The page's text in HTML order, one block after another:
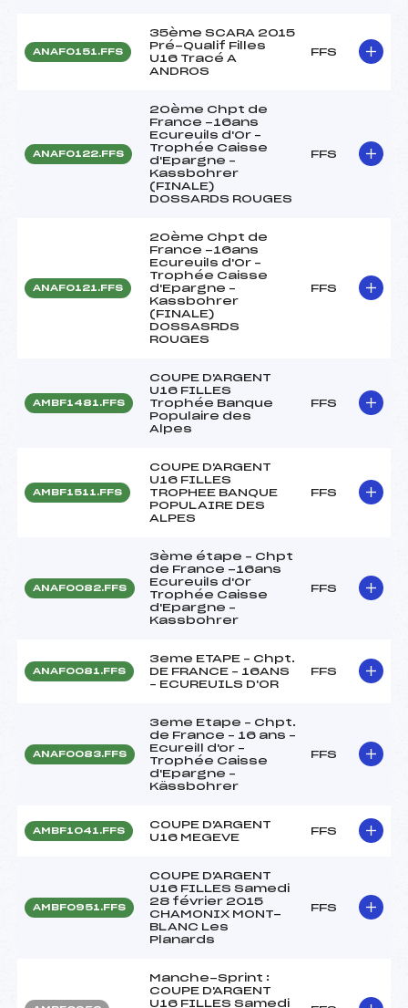
ANAF0151.FFS
35ème SCARA 2015
Pré-Qualif Filles
U16 Tracé A
ANDROS
FFS
ANAF0122.FFS
20ème Chpt de
France -16ans
Ecureuils d'Or –
Trophée Caisse
d'Epargne –
Kassbohrer
(FINALE)
DOSSARDS ROUGES
FFS
ANAF0121.FFS
20ème Chpt de
France -16ans
Ecureuils d'Or –
Trophée Caisse
d'Epargne –
Kassbohrer
(FINALE)
DOSSASRDS
ROUGES
FFS
AMBF1481.FFS
COUPE D'ARGENT
U16 FILLES
Trophée Banque
Populaire des
Alpes
FFS
AMBF1511.FFS
COUPE D'ARGENT
U16 FILLES
TROPHEE BANQUE
POPULAIRE DES
ALPES
FFS
ANAF0082.FFS
3ème étape – Chpt
de France -16ans
Ecureuils d'Or
Trophée Caisse
d'Epargne –
Kassbohrer
FFS
ANAF0081.FFS
3eme ETAPE – Chpt.
DE FRANCE – 16ANS
– ECUREUILS D'OR
FFS
ANAF0083.FFS
3eme Etape – Chpt.
de France – 16 ans –
Ecureill d'or –
Trophée Caisse
d'Epargne –
Kässbohrer
FFS
AMBF1041.FFS
COUPE D'ARGENT
U16 MEGEVE
FFS
AMBF0951.FFS
COUPE D'ARGENT
U16 FILLES Samedi
28 février 2015
CHAMONIX MONT-
BLANC Les
Planards
FFS
Manche-Sprint :
COUPE D'ARGENT
U16 FILLES Samedi